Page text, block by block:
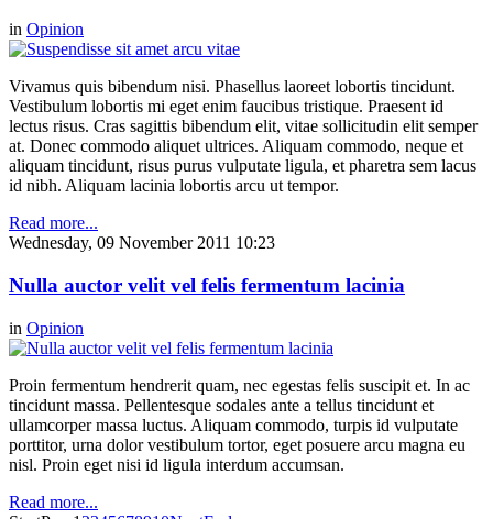
in Opinion
Vivamus quis bibendum nisi. Phasellus laoreet lobortis tincidunt.
Vestibulum lobortis mi eget enim faucibus tristique. Praesent id
lectus risus. Cras sagittis bibendum elit, vitae sollicitudin elit semper
at. Donec commodo aliquet ultrices. Aliquam commodo, neque et
aliquam tincidunt, risus purus vulputate ligula, et pharetra sem lacus
id nibh. Aliquam lacinia lobortis arcu ut tempor.
Read more...
Wednesday, 09 November 2011 10:23
Nulla auctor velit vel felis fermentum lacinia
in Opinion
Proin fermentum hendrerit quam, nec egestas felis suscipit et. In ac
tincidunt massa. Pellentesque sodales ante a tellus tincidunt et
ullamcorper massa luctus. Aliquam commodo, turpis id vulputate
porttitor, urna dolor vestibulum tortor, eget posuere arcu magna eu
nisl. Proin eget nisi id ligula interdum accumsan.
Read more...